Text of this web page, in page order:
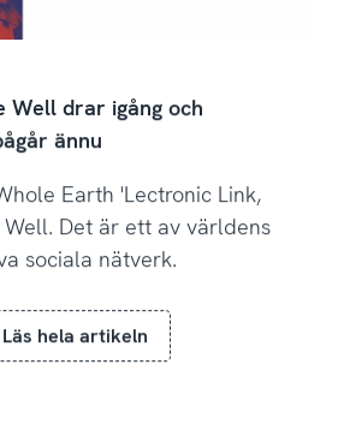
Well drar igång och
ännu
Earth 'Lectronic Link,
Det är ett av världens
sociala nätverk.
Läs hela artikeln